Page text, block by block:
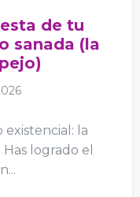
de tu
sanada (la
existencial: la
logrado el